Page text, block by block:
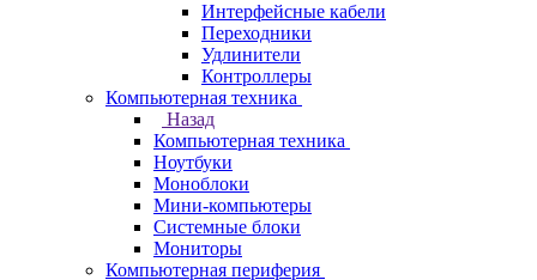
Интерфейсные кабели
Переходники
Удлинители
Контроллеры
Компьютерная техника
Назад
Компьютерная техника
Ноутбуки
Моноблоки
Мини-компьютеры
Системные блоки
Мониторы
Компьютерная периферия